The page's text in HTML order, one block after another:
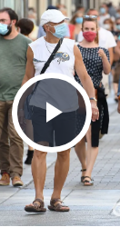
Play